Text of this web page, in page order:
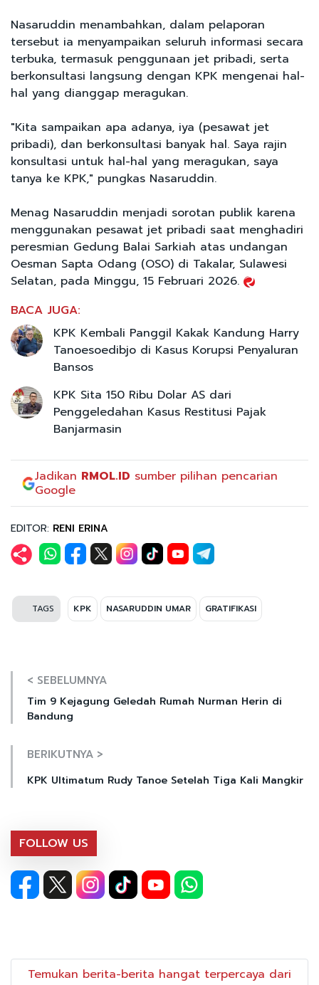
Nasaruddin menambahkan, dalam pelaporan
tersebut ia menyampaikan seluruh informasi secara
terbuka, termasuk penggunaan jet pribadi, serta
berkonsultasi langsung dengan KPK mengenai hal-
hal yang dianggap meragukan.
"Kita sampaikan apa adanya, iya (pesawat jet
pribadi), dan berkonsultasi banyak hal. Saya rajin
konsultasi untuk hal-hal yang meragukan, saya
tanya ke KPK," pungkas Nasaruddin.
Menag Nasaruddin menjadi sorotan publik karena
menggunakan pesawat jet pribadi saat menghadiri
peresmian Gedung Balai Sarkiah atas undangan
Oesman Sapta Odang (OSO) di Takalar, Sulawesi
Selatan, pada Minggu, 15 Februari 2026.
BACA JUGA:
KPK Kembali Panggil Kakak Kandung Harry
Tanoesoedibjo di Kasus Korupsi Penyaluran
Bansos
KPK Sita 150 Ribu Dolar AS dari
Penggeledahan Kasus Restitusi Pajak
Banjarmasin
Jadikan RMOL.ID sumber pilihan pencarian
Google
EDITOR: RENI ERINA
TAGS KPK NASARUDDIN UMAR GRATIFIKASI
< SEBELUMNYA
Tim 9 Kejagung Geledah Rumah Nurman Herin di
Bandung
BERIKUTNYA >
KPK Ultimatum Rudy Tanoe Setelah Tiga Kali Mangkir
FOLLOW US
Temukan berita-berita hangat terpercaya dari